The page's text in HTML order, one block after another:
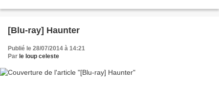
[Blu-ray] Haunter
Publié le 28/07/2014 à 14:21
Par le loup celeste